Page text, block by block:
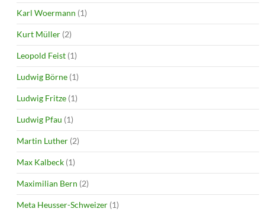
Karl Woermann (1)
Kurt Müller (2)
Leopold Feist (1)
Ludwig Börne (1)
Ludwig Fritze (1)
Ludwig Pfau (1)
Martin Luther (2)
Max Kalbeck (1)
Maximilian Bern (2)
Meta Heusser-Schweizer (1)